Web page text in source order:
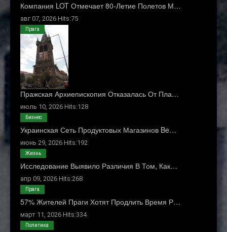
Компания LOT Отмечает 80-Летие Полетов М…
авг 07, 2026 Hits:75
Пражская Архиепископия Отказалась От Пла…
июль 10, 2026 Hits:128
Прага
Украинская Сеть Продуктовых Магазинов Be…
июнь 29, 2026 Hits:192
Бизнес
Исследование Выявило Различия В Том, Как…
апр 09, 2026 Hits:268
Жизнь
57% Жителей Праги Хотят Продлить Время Р…
март 11, 2026 Hits:334
Прага
Политика